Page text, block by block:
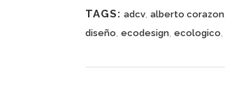
TAGS: adcv alberto corazon
diseño ecodesign ecologico